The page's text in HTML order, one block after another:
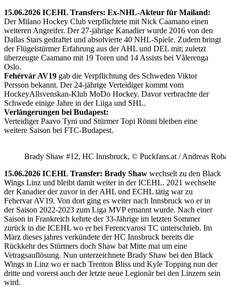
15.06.2026 ICEHL Transfers: Ex-NHL-Akteur für Mailand:
Der Milano Hockey Club verpflichtete mit Nick Caamano einen
weiteren Angreifer. Der 27-jährige Kanadier wurde 2016 von den
Dallas Stars gedraftet und absolvierte 40 NHL-Spiele. Zudem bringt
der Flügelstürmer Erfahrung aus der AHL und DEL mit; zuletzt
überzeugte Caamano mit 19 Toren und 14 Assists bei Vålerenga
Oslo.
Fehérvár AV19 gab die Verpflichtung des Schweden Viktor
Persson bekannt. Der 24-jährige Verteidiger kommt vom
HockeyAllsvenskan-Klub MoDo Hockey. Davor verbrachte der
Schwede einige Jahre in der Liiga und SHL.
Verlängerungen bei Budapest:
Verteidiger Paavo Tyni und Stürmer Topi Rönni bleiben eine
weitere Saison bei FTC-Budapest.
Brady Shaw #12, HC Innsbruck, © Puckfans.at / Andreas
15.06.2026 ICEHL Transfer: Brady Shaw wechselt zu den Black
Wings Linz und bleibt damit weiter in der ICEHL. 2021 wechselte
der Kanadier der zuvor in der AHL und ECHL tätig war zu
Fehervar AV19. Von dort ging es weiter nach Innsbruck wo er in
der Saison 2022-2023 zum Liga MVP ernannt wurde. Nach einer
Saison in Frankreich kehrte der 33-Jährige im letzten Sommer
zurück in die ICEHL wo er bei Ferencvarosi TC unterschrieb. Im
März dieses jahres verkündete der HC Innsbruck bereits die
Rückkehr des Stürmers doch Shaw bat Mitte mai um eine
Vetragsauflösung. Nun unterzeichnete Brady Shaw bei den Black
Wings in Linz wo er nach Trenton Bliss und Kyle Topping nun der
dritte und vorerst auch der letzte neue Legionär bei den Linzern sein
wird.